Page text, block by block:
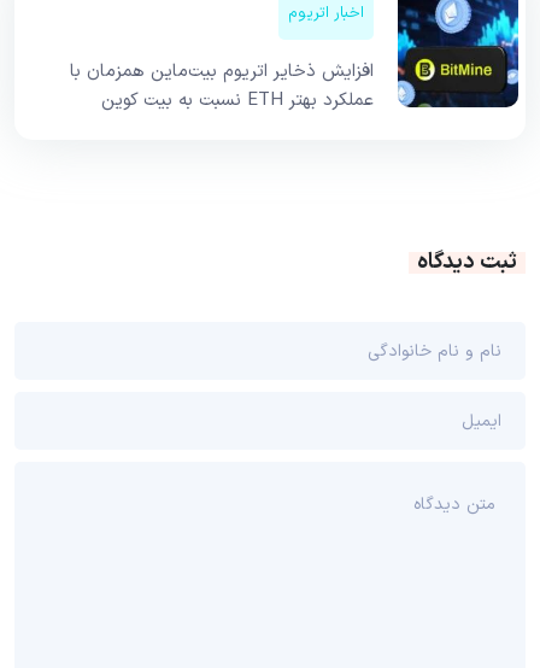
اخبار اتریوم
افزایش ذخایر اتریوم بیت‌ماین همزمان با
عملکرد بهتر ETH نسبت به بیت کوین
ثبت دیدگاه